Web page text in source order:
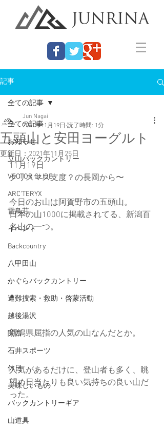
記事
全ての記事
お知らせ
立山バックカントリー
VECTOR GLIDE
ARC'TERYX
雷鳥荘
イベント
Backcountry
八甲田山
かぐらバックカントリー
遭難捜索・救助・啓蒙活動
越後湯沢
関西
石井スポーツ
休日
美味しいもの
バックカントリーギア
山道具
全ての記事
五頭山と安田ヨーグルト
Jun Nagai
2021年11月19日 読了時間: 1分
更新日：2021年11月25日
11月19日
クリスマス支度？の長岡から〜
今日のお山は阿賀野市の五頭山。
日本の山1000に掲載されてる、新潟百
名山の一つ。
新潟県屈指の人気の山なんだとか。
人気があるだけに、登山者も多く、眺
望め日当たりも良い気持ちの良い山だ
った。